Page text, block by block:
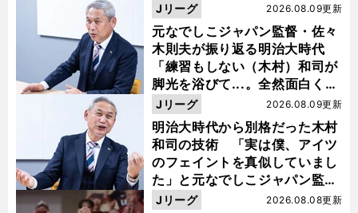
元なでしこジャパン監督・佐々
木則夫が振り返る明治大時代
「練習もしない（木村）和司が
脚光を浴びて...。全然面白くな
い４年間でした」
2026.08.09更新
Jリーグ
明治大時代から別格だった木村
和司の技術 「実は僕、アイツ
のフェイントを真似していまし
た」と元なでしこジャパン監
督・佐々木則夫
2026.08.09更新
Jリーグ
2026.08.08更新
Jリーグ